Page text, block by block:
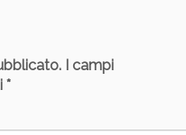
I campi
*